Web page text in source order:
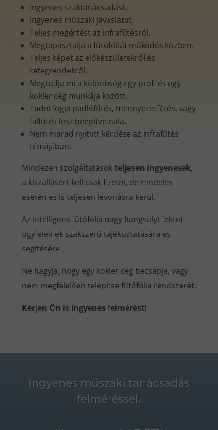
Ingyenes szaktanácsadást.
Ingyenes műszaki javaslatot.
Teljes megértést az infrafűtésről.
Megtapasztalja a fűtőfóliát működés közben.
Teljes képet az előkészületekről és
rétegrendekről.
Megtudja mi a különbség egy profi és egy
kokler cég munkája között.
Tudni fogja padlófűtés, mennyezetfűtés, vagy
falfűtés lesz beépítve nála.
Nem marad nyitott kérdése az infrafűtés
témájában.
Mindezen szolgáltatásokteljesen ingyenesek,
a kiszállásért kell csak fizetni, de rendelés
esetén ez is teljesen levonásra kerül.
Az intelligens fűtőfólia nagy hangsúlyt fektet
ügyfeleinek szakszerű tájékoztatására és
segítésére.
Ne hagyja, hogy egy kokler cég becsapja, vagy
nem megfelelően telepítse fűtőfólia rendszerét.
Kérjen Ön is ingyenes felmérést!
Ingyenes műszaki tanácsadás
felméréssel.